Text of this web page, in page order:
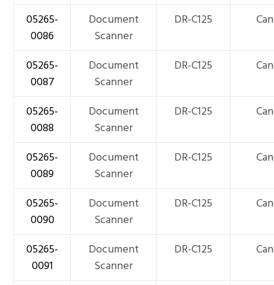
05265-
0086
Document
Scanner
DR-C125
05265-
0087
Document
Scanner
DR-C125
05265-
0088
Document
Scanner
DR-C125
05265-
0089
Document
Scanner
DR-C125
05265-
0090
Document
Scanner
DR-C125
05265-
0091
Document
Scanner
DR-C125